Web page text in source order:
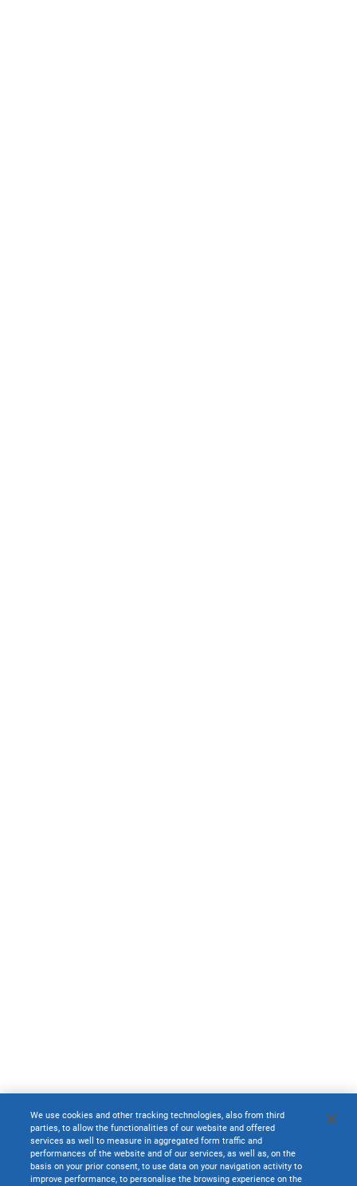
We use cookies and other tracking technologies, also from third
parties, to allow the functionalities of our website and offered
services as well to measure in aggregated form traffic and
performances of the website and of our services, as well as, on the
basis on your prior consent, to use data on your navigation activity to
improve performance, to personalise the browsing experience on the